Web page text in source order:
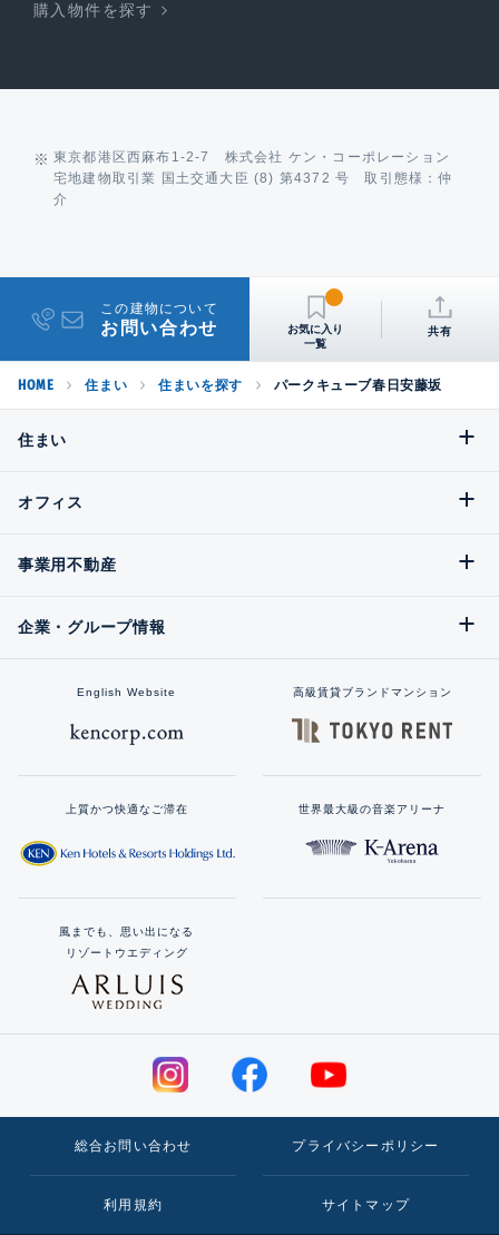
購入物件を探す
東京都港区西麻布1-2-7 株式会社 ケン・コーポレーション
宅地建物取引業 国土交通大臣 (8) 第4372 号 取引態様：仲
介
この建物について
お問い合わせ 共有
HOME 住まい 住まいを探す パークキューブ春日安藤坂
住まい
オフィス
事業用不動産
企業・グループ情報
English Website 高級賃貸ブランドマンション
上質かつ快適なご滞在 世界最大級の音楽アリーナ
風までも、思い出になる
リゾートウエディング
総合お問い合わせ プライバシーポリシー
利用規約 サイトマップ